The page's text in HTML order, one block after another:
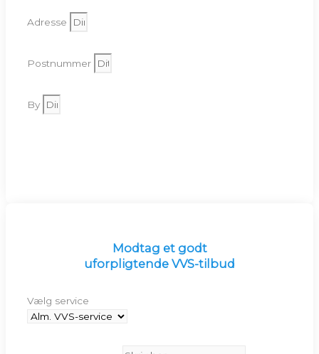
Adresse
Postnummer
By
Modtag et godt
uforpligtende VVS-tilbud
Vælg service